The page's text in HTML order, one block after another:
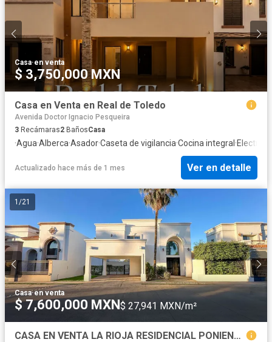
Casa·en venta
$ 3,750,000 MXN
Casa en Venta en Real de Toledo
Avenida Doctor Ignacio Pesqueira
3 Recámaras2 BañosCasa
·Agua·Alberca·Asador·Caseta de vigilancia·Cocina integral ·
Actualizado hace más de 1 mes Ver en detalle
1 /21
Casa·en venta
$ 7,600,000 MXN$ 27,941 MXN/m²
CASA EN VENTA LA RIOJA RESIDENCIAL PONIENTE